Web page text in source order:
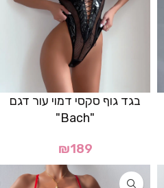
בגד גוף סקסי דמוי עור דגם
"Bach"
₪189